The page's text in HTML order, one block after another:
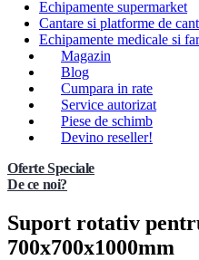
Echipamente supermarket
Cantare si platforme de
Echipamente medicale si
Magazin
Blog
Cumpara in rate
Service autorizat
Piese de schimb
Devino reseller!
Oferte Speciale
De ce noi?
Suport rotativ
700x700x1000mm